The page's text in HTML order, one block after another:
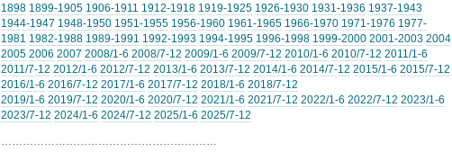
1898 1899-1905 1906-1911 1912-1918 1919-1925 1926-1930 1931-1936 1937-1943
1944-1947 1948-1950 1951-1955 1956-1960 1961-1965 1966-1970 1971-1976 1977-
1981 1982-1988 1989-1991 1992-1993 1994-1995 1996-1998 1999-2000 2001-2003 2004
2005 2006 2007 2008/1-6 2008/7-12 2009/1-6 2009/7-12 2010/1-6 2010/7-12 2011/1-6
2011/7-12 2012/1-6 2012/7-12 2013/1-6 2013/7-12 2014/1-6 2014/7-12 2015/1-6 2015/7-12
2016/1-6 2016/7-12 2017/1-6 2017/7-12 2018/1-6 2018/7-12
2019/1-6 2019/7-12 2020/1-6 2020/7-12 2021/1-6 2021/7-12 2022/1-6 2022/7-12 2023/1-6
2023/7-12 2024/1-6 2024/7-12 2025/1-6 2025/7-12